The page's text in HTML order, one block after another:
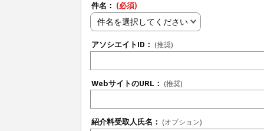
件名： (必須)
件名を選択してください
アソシエイトID： (推奨)
WebサイトのURL： (推奨)
紹介料受取人氏名： (オプション)